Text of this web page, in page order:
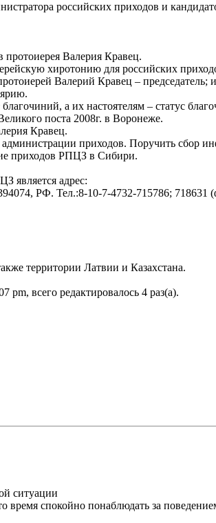
российских приходов и
Валерия Кравец.
хиротонию для российских
Валерий Кравец –
а их настоятелям – статус
поста 2008г. в Воронеже.
Кравец.
приходов. Поручить сбор
приходов РПЦЗ в Сибири.
является адрес:
РФ. Тел.:8-10-7-4732-715786; 718631
территории Латвии и Казахстана.
pm, всего редактировалось 4 раз(а).
ситуации
время спокойно понаблюдать за